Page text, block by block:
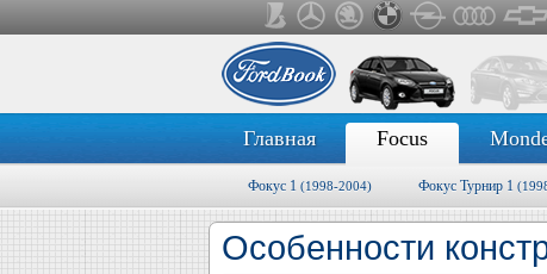
Главная Focus
Фокус 1 (1998-2004) Фокус Турнир 1
Особенности